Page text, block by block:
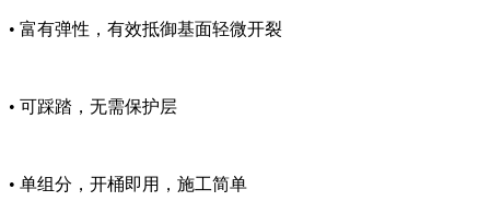
• 富有弹性，有效抵御基面轻微开裂
• 可踩踏，无需保护层
• 单组分，开桶即用，施工简单